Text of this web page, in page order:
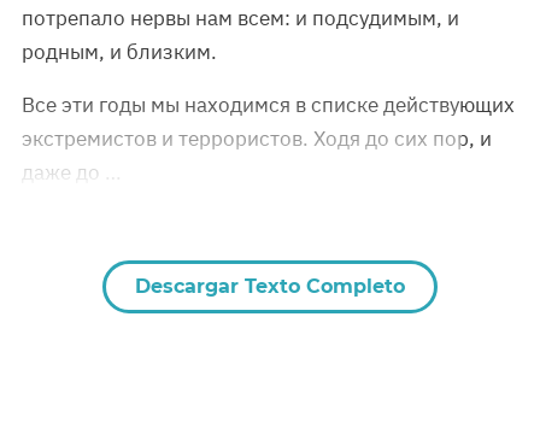
потрепало нервы нам всем: и подсудимым, и
родным, и близким.
Все эти годы мы находимся в списке действующих
экстремистов и террористов. Ходя до сих пор, и
даже до …
Descargar Texto Completo